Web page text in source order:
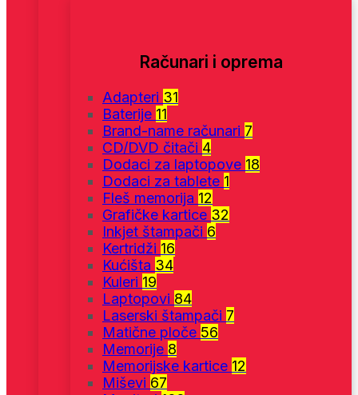
Računari i oprema
Adapteri 31
Baterije 11
Brand-name računari 7
CD/DVD čitači 4
Dodaci za laptopove 18
Dodaci za tablete 1
Fleš memorija 12
Grafičke kartice 32
Inkjet štampači 6
Kertridži 16
Kućišta 34
Kuleri 19
Laptopovi 84
Laserski štampači 7
Matične ploče 56
Memorije 8
Memorijske kartice 12
Miševi 67